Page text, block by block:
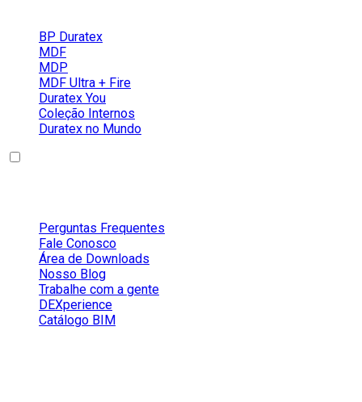
BP Duratex
MDF
MDP
MDF Ultra + Fire
Duratex You
Coleção Internos
Duratex no Mundo
Perguntas Frequentes
Fale Conosco
Área de Downloads
Nosso Blog
Trabalhe com a gente
DEXperience
Catálogo BIM